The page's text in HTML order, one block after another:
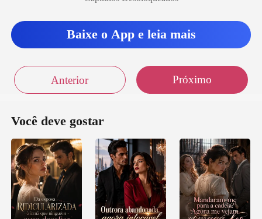
Baixe o App e leia mais
Anterior Próximo
Você deve gostar